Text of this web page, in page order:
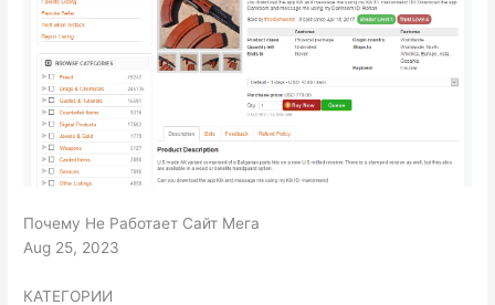
Почему Не Работает Сайт Мега
Aug 25, 2023
КАТЕГОРИИ